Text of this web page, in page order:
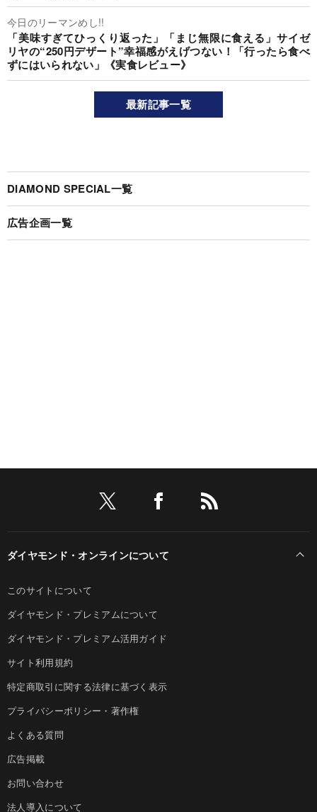
今日のリーマンめし!!
「美味すぎてひっくり返った」「まじ無限に食える」サイゼ
リヤの“250円デザート”幸福感がえげつない！「行ったら食べ
ずにはいられない」《実食レビュー》
最新記事一覧
DIAMOND SPECIAL一覧
広告企画一覧
ダイヤモンド・オンラインについて
このサイトについて
ダイヤモンド・プレミアムについて
ダイヤモンド・プレミアム活用ガイド
サイト利用規約
特定商取引に関する法律に基づく表示
プライバシーポリシー・著作権
よくある質問
広告掲載
お問い合わせ
法人導入について